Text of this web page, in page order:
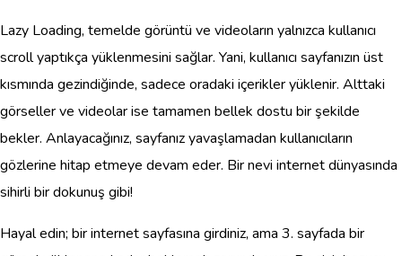
Lazy Loading, temelde görüntü ve videoların yalnızca kullanıcı
scroll yaptıkça yüklenmesini sağlar. Yani, kullanıcı sayfanızın üst
kısmında gezindiğinde, sadece oradaki içerikler yüklenir. Alttaki
görseller ve videolar ise tamamen bellek dostu bir şekilde
bekler. Anlayacağınız, sayfanız yavaşlamadan kullanıcıların
gözlerine hitap etmeye devam eder. Bir nevi internet dünyasında
sihirli bir dokunuş gibi!
Hayal edin; bir internet sayfasına girdiniz, ama 3. sayfada bir